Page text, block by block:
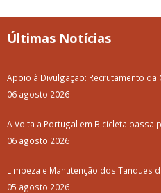
Últimas Notícias
Apoio à Divulgação: Recrutamento da
06 agosto 2026
A Volta a Portugal em Bicicleta passa
06 agosto 2026
Limpeza e Manutenção dos Tanques
05 agosto 2026